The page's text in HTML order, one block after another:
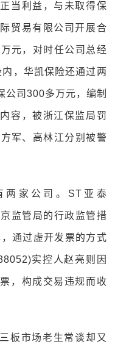
当利益，与未取得保
贸易有限公司开展合
元，对时任公司总经
，华凯保险还通过两
公司300多万元，编制
容，被浙江保监局罚
军、高林江分别被警
两家公司。ST亚泰
监管局的行政监管措
通过虚开发票的方式
实控人赵亮则因
，构成交易违规而收
板市场老生常谈却又